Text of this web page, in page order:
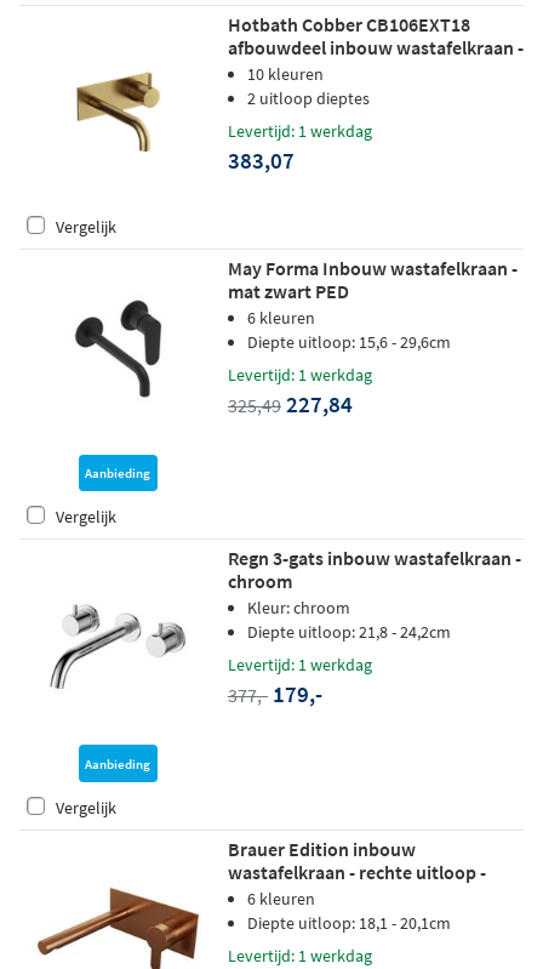
Hotbath Cobber CB106EXT18
afbouwdeel inbouw wastafelkraan -
18cm uitloop - geborsteld messing
10 kleuren
2 uitloop dieptes
Levertijd: 1 werkdag
383,07
Vergelijk
Aanbieding
May Forma Inbouw wastafelkraan -
mat zwart PED
6 kleuren
Diepte uitloop: 15,6 - 29,6cm
Levertijd: 1 werkdag
325,49 227,84
Vergelijk
Aanbieding
Regn 3-gats inbouw wastafelkraan -
chroom
Kleur: chroom
Diepte uitloop: 21,8 - 24,2cm
Levertijd: 1 werkdag
377,- 179,-
Vergelijk
Brauer Edition inbouw
wastafelkraan - rechte uitloop -
achterplaat - hendel 4 rechts -
geborsteld koper PVD
6 kleuren
Diepte uitloop: 18,1 - 20,1cm
Levertijd: 1 werkdag